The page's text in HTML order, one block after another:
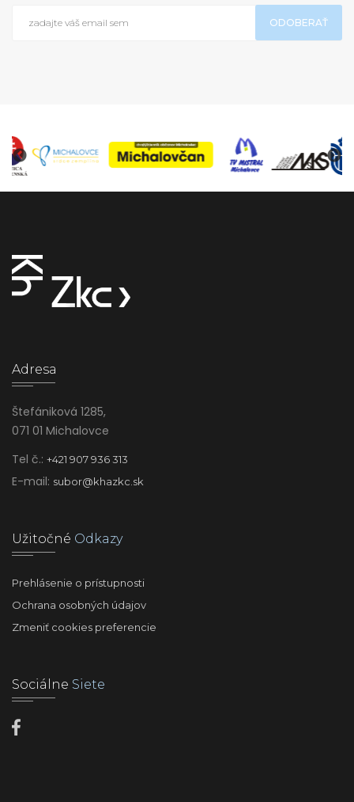
ODOBERAŤ
Adresa
Štefániková 1285,
071 01 Michalovce
Tel č.: +421 907 936 313
E-mail: subor@khazkc.sk
Užitočné Odkazy
Prehlásenie o prístupnosti
Ochrana osobných údajov
Zmeniť cookies preferencie
Sociálne Siete